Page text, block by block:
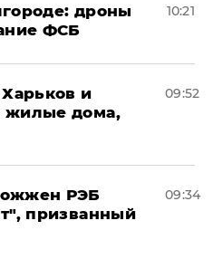
дроны
ФСБ
10:21
и
жилые дома,
09:52
РЭБ
призванный
09:34